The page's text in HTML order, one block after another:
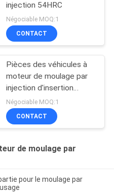
injection 54HRC
Négociable MOQ:1
CONTACT
Pièces des véhicules à
moteur de moulage par
injection d'insertion
d'Inension
Négociable MOQ:1
CONTACT
de moulage par
pour le moulage par